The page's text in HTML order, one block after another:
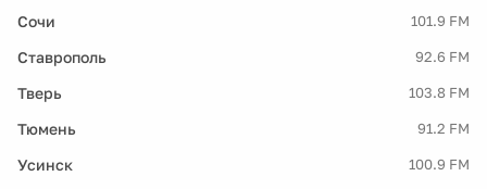
Сочи 101.9 FM
Ставрополь 92.6 FM
Тверь 103.8 FM
Тюмень 91.2 FM
Усинск 100.9 FM